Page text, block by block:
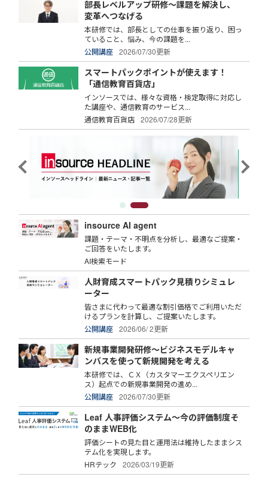
部長レベルアップ研修～課題を解決し、
変革へつなげる
本研修では、部長としての仕事を振り返り、困っ
ていること、悩み、今の課題を...
公開講座
2026/07/30更新
スマートパックポイントが使えます！
「通信教育百貨店」
インソースでは、様々な資格・検定取得に対応し
た講座や、通信教育のサービス...
通信教育百貨店
2026/07/28更新
insource AI agent
課題・テーマ・不明点を分析し、最適なご提案・
ご回答をいたします。
AI検索モード
人財育成スマートパック見積りシミュレ
ーター
皆さまに代わって最適な割引価格でご利用いただ
けるプランを計算し、ご提案いたします。
公開講座
2026/06/ 2更新
新規事業開発研修～ビジネスモデルキャ
ンバスを使って新規開発を考える
本研修では、ＣＸ（カスタマーエクスペリエン
ス）起点での新規事業開発の進め...
公開講座
2026/07/30更新
Leaf 人事評価システム～今の評価制度そ
のままWEB化
評価シートの見た目と運用法は維持したままシス
テム化を実現します。
HRテック
2026/03/19更新